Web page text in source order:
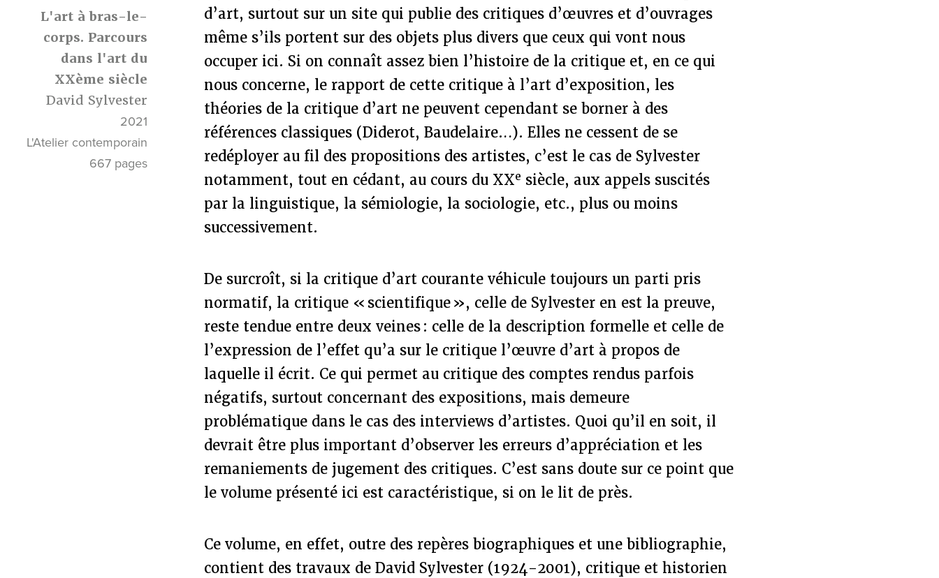
L'art à bras-le-
corps. Parcours
dans l'art du
XXème siècle
David Sylvester
2021
L'Atelier contemporain
667 pages
d’art, surtout sur un site qui publie des critiques d’œuvres et d’ouvrages
même s’ils portent sur des objets plus divers que ceux qui vont nous
occuper ici. Si on connaît assez bien l’histoire de la critique et, en ce qui
nous concerne, le rapport de cette critique à l’art d’exposition, les
théories de la critique d’art ne peuvent cependant se borner à des
références classiques (Diderot, Baudelaire…). Elles ne cessent de se
redéployer au fil des propositions des artistes, c’est le cas de Sylvester
notamment, tout en cédant, au cours du XXe siècle, aux appels suscités
par la linguistique, la sémiologie, la sociologie, etc., plus ou moins
successivement.
De surcroît, si la critique d’art courante véhicule toujours un parti pris
normatif, la critique « scientifique », celle de Sylvester en est la preuve,
reste tendue entre deux veines : celle de la description formelle et celle de
l’expression de l’effet qu’a sur le critique l’œuvre d’art à propos de
laquelle il écrit. Ce qui permet au critique des comptes rendus parfois
négatifs, surtout concernant des expositions, mais demeure
problématique dans le cas des interviews d’artistes. Quoi qu’il en soit, il
devrait être plus important d’observer les erreurs d’appréciation et les
remaniements de jugement des critiques. C’est sans doute sur ce point que
le volume présenté ici est caractéristique, si on le lit de près.
Ce volume, en effet, outre des repères biographiques et une bibliographie,
contient des travaux de David Sylvester (1924-2001), critique et historien